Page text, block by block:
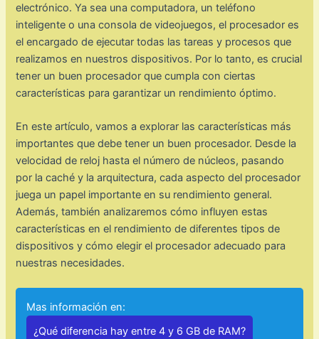
electrónico. Ya sea una computadora, un teléfono
inteligente o una consola de videojuegos, el procesador es
el encargado de ejecutar todas las tareas y procesos que
realizamos en nuestros dispositivos. Por lo tanto, es crucial
tener un buen procesador que cumpla con ciertas
características para garantizar un rendimiento óptimo.
En este artículo, vamos a explorar las características más
importantes que debe tener un buen procesador. Desde la
velocidad de reloj hasta el número de núcleos, pasando
por la caché y la arquitectura, cada aspecto del procesador
juega un papel importante en su rendimiento general.
Además, también analizaremos cómo influyen estas
características en el rendimiento de diferentes tipos de
dispositivos y cómo elegir el procesador adecuado para
nuestras necesidades.
Mas información en:
¿Qué diferencia hay entre 4 y 6 GB de RAM?